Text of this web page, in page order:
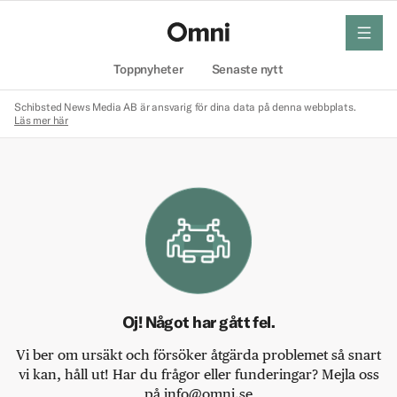
Toppnyheter Senaste nytt
meny
Schibsted News Media AB är ansvarig för dina data på denna webbplats.
Läs mer här
Oj! Något har gått fel.
Vi ber om ursäkt och försöker åtgärda problemet så snart
vi kan, håll ut! Har du frågor eller funderingar? Mejla oss